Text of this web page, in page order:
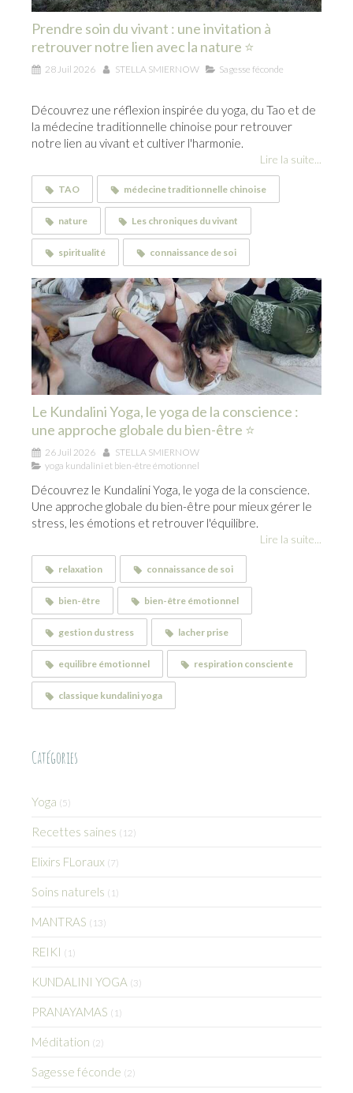
Prendre soin du vivant : une invitation à
retrouver notre lien avec la nature ⭐
28 Juil 2026 STELLA SMIERNOW Sagesse féconde
Découvrez une réflexion inspirée du yoga, du Tao et de
la médecine traditionnelle chinoise pour retrouver
notre lien au vivant et cultiver l'harmonie.
Lire la suite...
TAO médecine traditionnelle chinoise
nature Les chroniques du vivant
spiritualité connaissance de soi
Le Kundalini Yoga, le yoga de la conscience :
une approche globale du bien-être ⭐
26 Juil 2026
STELLA SMIERNOW
yoga kundalini et bien-être émotionnel
Découvrez le Kundalini Yoga, le yoga de la conscience.
Une approche globale du bien-être pour mieux gérer le
stress, les émotions et retrouver l'équilibre.
Lire la suite...
relaxation connaissance de soi
bien-être bien-être émotionnel
gestion du stress lacher prise
equilibre émotionnel respiration consciente
classique kundalini yoga
Catégories
Yoga (5)
Recettes saines (12)
Elixirs FLoraux (7)
Soins naturels (1)
MANTRAS (13)
REIKI (1)
KUNDALINI YOGA (3)
PRANAYAMAS (1)
Méditation (2)
Sagesse féconde (2)